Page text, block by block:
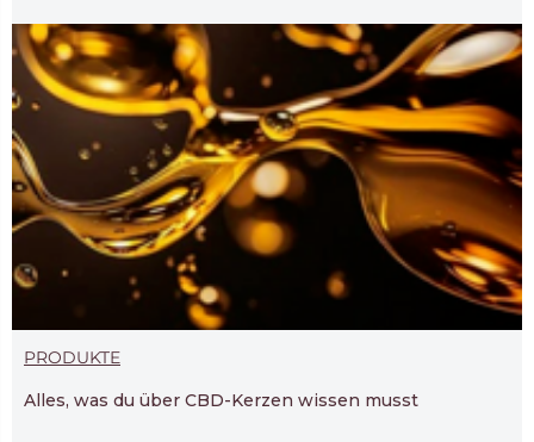
PRODUKTE
Alles, was du über CBD-Kerzen wissen musst